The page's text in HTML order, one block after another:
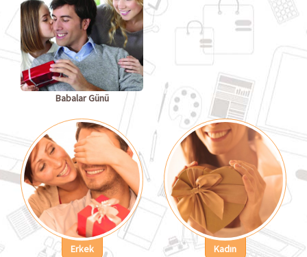
Babalar Günü
Erkek Kadın